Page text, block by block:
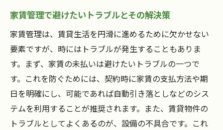
家賃管理がもたらす賢い住まい選びのポイント
碧南市での賃貸選びに役立つ家賃管理
家賃管理で住宅選びを賢く進める方法
賃貸物件の選択肢を広げる家賃管理の活用
賃貸契約前に確認したい家賃管理の要点
賢く住むための家賃管理術
家賃管理を通じた最適な住まい選び
家賃管理で避けたいトラブルとその解決策
家賃管理は、賃貸生活を円滑に進めるために欠かせない
要素ですが、時にはトラブルが発生することもありま
す。まず、家賃の未払いは避けたいトラブルの一つで
す。これを防ぐためには、契約時に家賃の支払方法や期
日を明確にし、可能であれば自動引き落としなどのシス
テムを利用することが推奨されます。また、賃貸物件の
トラブルとしてよくあるのが、設備の不具合です。これ